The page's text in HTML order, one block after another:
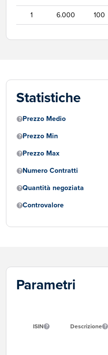
1
6.000 100
Statistiche
Prezzo Medio
Prezzo Min
Prezzo Max
Numero Contratti
Quantità negoziata
Controvalore
Parametri
ISIN Descrizione